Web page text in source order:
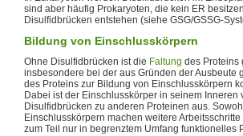
sind aber häufig Prokaryoten, die kein ER
Disulfidbrücken entstehen (siehe GSG/GSSG-
Bildung von Einschlusskörpern
Ohne Disulfidbrücken ist die Faltung des Proteins
insbesondere bei der aus Gründen der
des Proteins zur Bildung von Einschlusskörpern
Dabei ist der Einschlusskörper in seinem
Disulfidbrücken zu anderen Proteinen aus.
Einschlusskörpern machen weitere
zum Teil nur in begrenztem Umfang funktionelles